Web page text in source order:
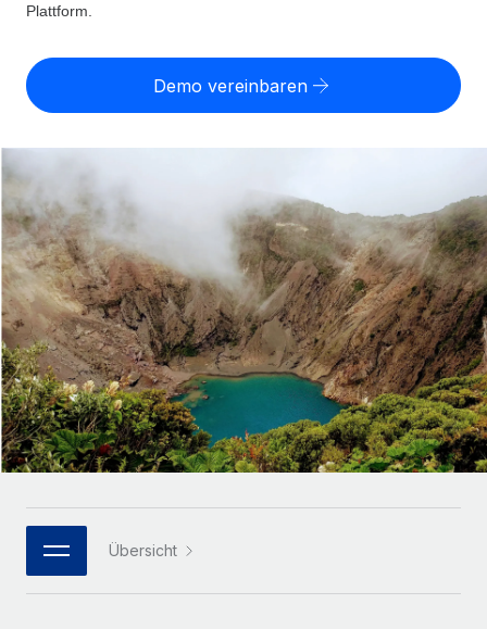
Weltweites Wachstum ohne Kosten für Niederlassungen
Contractor of Record
Rechtssichere, weltweite Arbeit mit Freelancer:innen
Globales Onboarding und Verwalten von
PEO
Auslagern von komplexen HR-Aufgaben
INFRASTRUKTUR
Remote Embedded
Nahtlose Integration der HR in bestehende Abläufe
Plattform
Integrierte HR-Kernfunktionen für dein Team
MCP
Integrationen
Einfache Einstellung in allen US-Bundesstaaten
WACHSTUMSPHASE
Startups
Agile HR- und Payroll-Lösungen für wachsende
Unternehmen
Mittelstand
Maßgeschneiderte HR-Lösungen, um Teams zu
vergrößern
Enterprise
Globale HR für Konzerne und Großunternehmen
PARTNER WERDEN
Flexible Einbettung von Global-HR-Funktionen in deine
Scheinselbstständigkeitsrisiko berechnen
Personalkostenrechner
Honorarzahlungen berechnen
Informationen zu möglichen Währungen und
Abwicklungsfristen für globale Freelancer:innen
LERNEN MIT REMOTE
Forschung und Leitfäden
Fallstudien
HR-Glossar
Bibliothek für Stellenbeschreibungen
Webinare
Nederlands
Français
Deutsch
Español
Italiano
Português (Portugal)
한국어
Plattform.
Demo vereinbaren
Übersicht